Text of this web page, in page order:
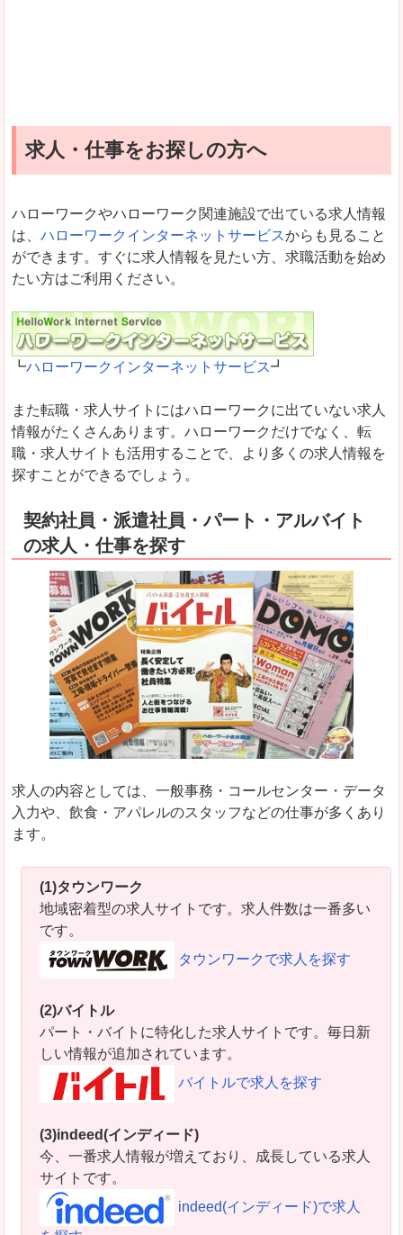
求人・仕事をお探しの方へ
ハローワークやハローワーク関連施設で出ている求人情報
は、 ハローワークインターネットサービスからも見ること
ができます。すぐに求人情報を見たい方、求職活動を始め
たい方はご利用ください。
┗ハローワークインターネットサービス┛
また転職・求人サイトにはハローワークに出ていない求人
情報がたくさんあります。ハローワークだけでなく、転
職・求人サイトも活用することで、より多くの求人情報を
探すことができるでしょう。
契約社員・派遣社員・パート・アルバイト
の求人・仕事を探す
求人の内容としては、一般事務・コールセンター・データ
入力や、飲食・アパレルのスタッフなどの仕事が多くあり
ます。
(1)タウンワーク
地域密着型の求人サイトです。求人件数は一番多い
です。
タウンワークで求人を探す
(2)バイトル
パート・バイトに特化した求人サイトです。毎日新
しい情報が追加されています。
バイトルで求人を探す
(3)indeed(インディード)
今、一番求人情報が増えており、成長している求人
サイトです。
indeed(インディード)で求人